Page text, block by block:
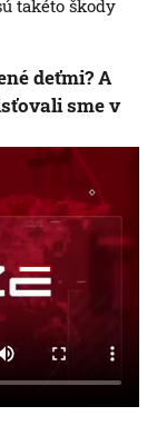
takéto škody
deťmi? A
sme v